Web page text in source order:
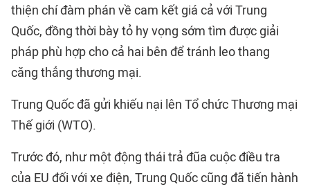
thiện chí đàm phán về cam kết giá cả với Trung
Quốc, đồng thời bày tỏ hy vọng sớm tìm được giải
pháp phù hợp cho cả hai bên để tránh leo thang
căng thẳng thương mại.
Trung Quốc đã gửi khiếu nại lên Tổ chức Thương mại
Thế giới (WTO).
Trước đó, như một động thái trả đũa cuộc điều tra
của EU đối với xe điện, Trung Quốc cũng đã tiến hành